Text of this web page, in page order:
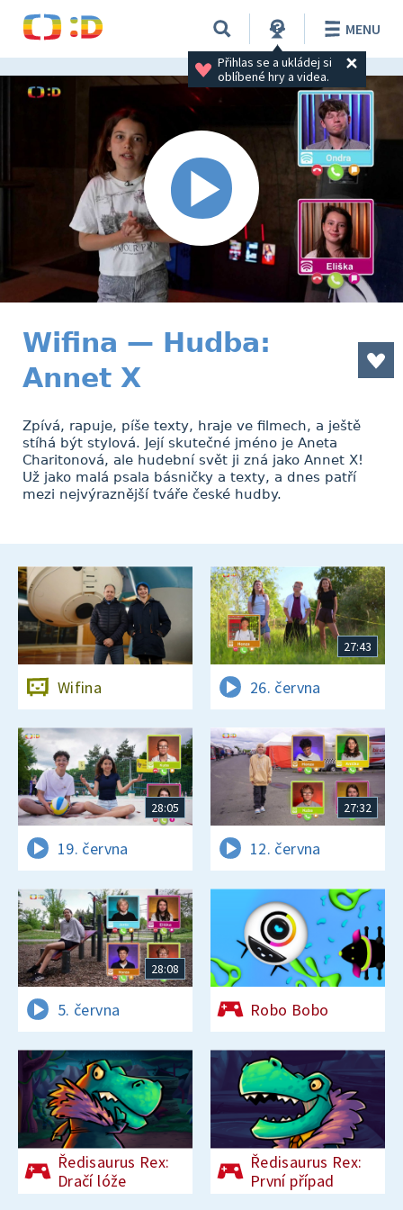
Přihlas se a ukládej si
oblíbené hry a videa.
MENU
Wifina — Hudba:
Annet X
Zpívá, rapuje, píše texty, hraje ve filmech, a ještě
stíhá být stylová. Její skutečné jméno je Aneta
Charitonová, ale hudební svět ji zná jako Annet X!
Už jako malá psala básničky a texty, a dnes patří
mezi nejvýraznější tváře české hudby.
Wifina
27:43
26. června
28:05
19. června
27:32
12. června
28:08
5. června Robo Bobo
Ředisaurus Rex:
Dračí lóže
Ředisaurus Rex:
První případ